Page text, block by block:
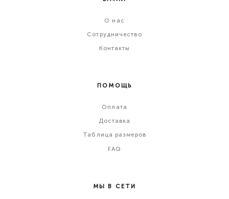
О нас
Сотрудничество
Контакты
ПОМОЩЬ
Оплата
Доставка
Таблица размеров
FAQ
МЫ В СЕТИ